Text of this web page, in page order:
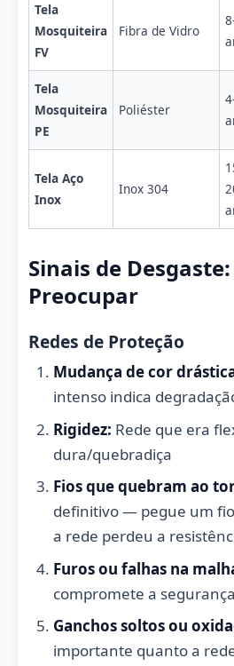
Tela
Mosquiteira
FV
Fibra de Vidro
Tela
Mosquiteira
PE
Poliéster
Tela Aço
Inox
Inox 304
Sinais de
Preocupar
Redes de Proteção
Mudança de cor
intenso indica
Rigidez: Rede que era
dura/quebradiça
Fios que quebram ao
definitivo — pegue um
a rede perdeu a
Furos ou falhas na
compromete a segurança
Ganchos soltos ou
importante quanto a